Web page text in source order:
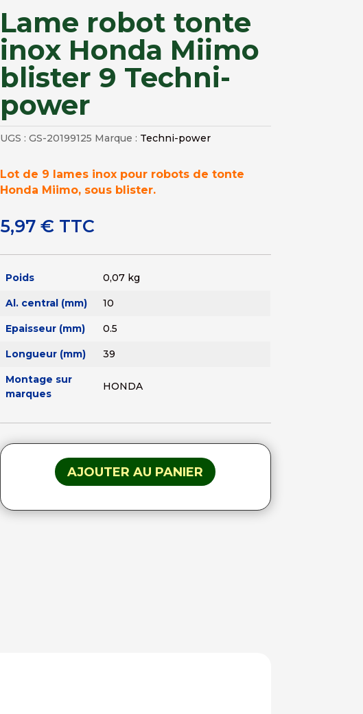
Lame robot tonte
inox Honda Miimo
blister 9 Techni-
power
UGS : GS-20199125 Marque : Techni-power
Lot de 9 lames inox pour robots de tonte
Honda Miimo, sous blister.
5,97 € TTC
Poids 0,07 kg
Al. central (mm) 10
Epaisseur (mm) 0.5
Longueur (mm) 39
Montage sur
marques
HONDA
AJOUTER AU PANIER